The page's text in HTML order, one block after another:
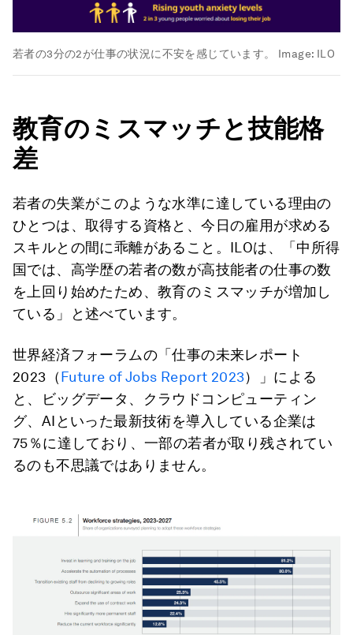
若者の3分の2が仕事の状況に不安を感じています。 Image: ILO
教育のミスマッチと技能格
差
若者の失業がこのような水準に達している理由の
ひとつは、取得する資格と、今日の雇用が求める
スキルとの間に乖離があること。ILOは、「中所得
国では、高学歴の若者の数が高技能者の仕事の数
を上回り始めたため、教育のミスマッチが増加し
ている」と述べています。
世界経済フォーラムの「仕事の未来レポート
2023（Future of Jobs Report 2023）」による
と、ビッグデータ、クラウドコンピューティン
グ、AIといった最新技術を導入している企業は
75％に達しており、一部の若者が取り残されてい
るのも不思議ではありません。